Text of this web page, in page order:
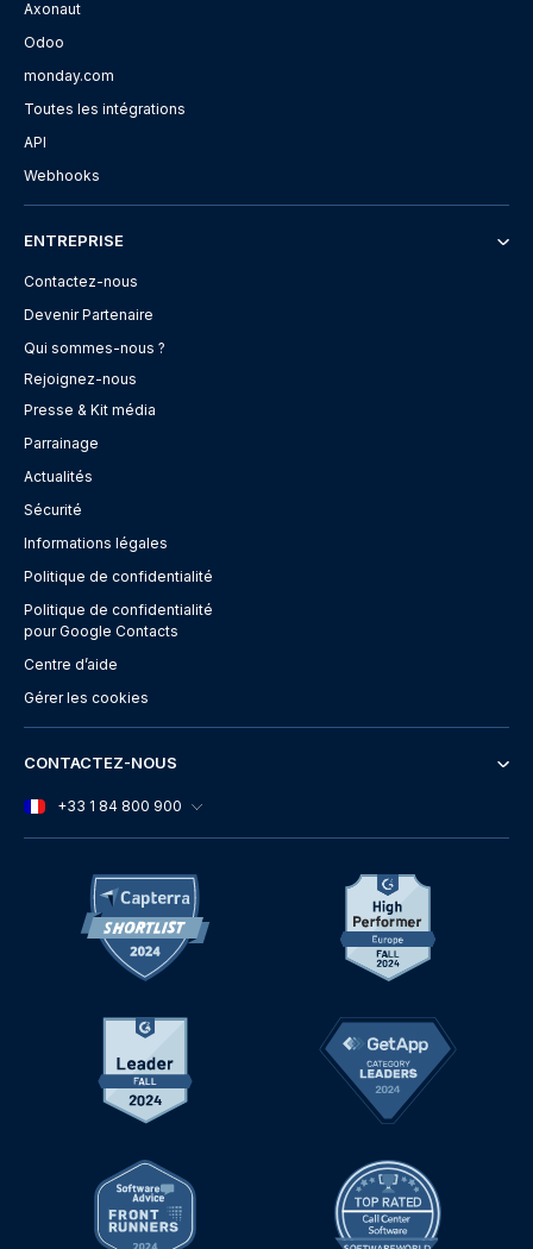
Axonaut
Odoo
monday.com
Toutes les intégrations
API
Webhooks
ENTREPRISE
Contactez-nous
Devenir Partenaire
Qui sommes-nous ?
Rejoignez-nous
Presse & Kit média
Parrainage
Actualités
Sécurité
Informations légales
Politique de confidentialité
Politique de confidentialité
pour Google Contacts
Centre d’aide
Gérer les cookies
CONTACTEZ-NOUS
+33 1 84 800 900